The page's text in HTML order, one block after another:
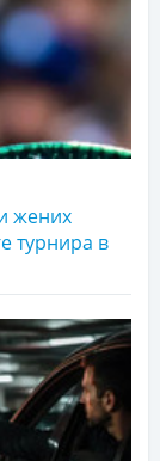
жених
турнира в